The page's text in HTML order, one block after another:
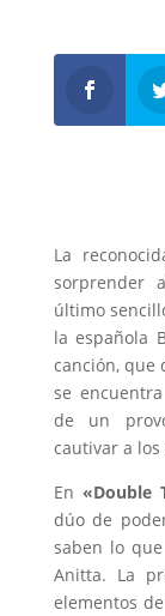
La
sorprender
último
la española
canción, que
se
de un
cautivar a
En «Double
dúo de
saben lo
Anitta. La
elementos